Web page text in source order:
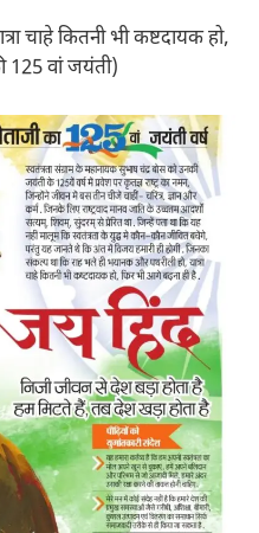
चाहे कितनी भी कष्टदायक हो,
125 वां जयंती)